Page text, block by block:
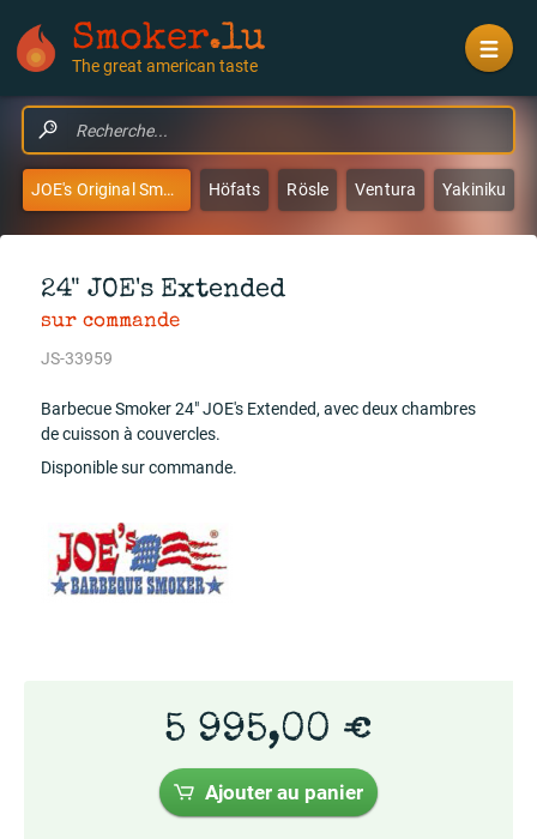
Smoker.lu
The great american taste
JOE's Original Smokers & Grills Höfats Rösle Ventura Yakiniku
24" JOE's Extended
sur commande
JS-33959
Barbecue Smoker 24" JOE's Extended, avec deux chambres
de cuisson à couvercles.
Disponible sur commande.
5 995,00 €
Ajouter au panier